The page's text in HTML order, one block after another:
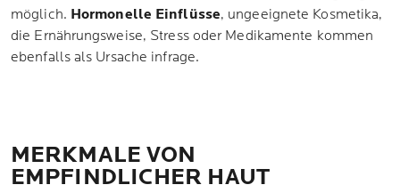
möglich. Hormonelle Einflüsse, ungeeignete Kosmetika,
die Ernährungsweise, Stress oder Medikamente kommen
ebenfalls als Ursache infrage.
MERKMALE VON
EMPFINDLICHER HAUT